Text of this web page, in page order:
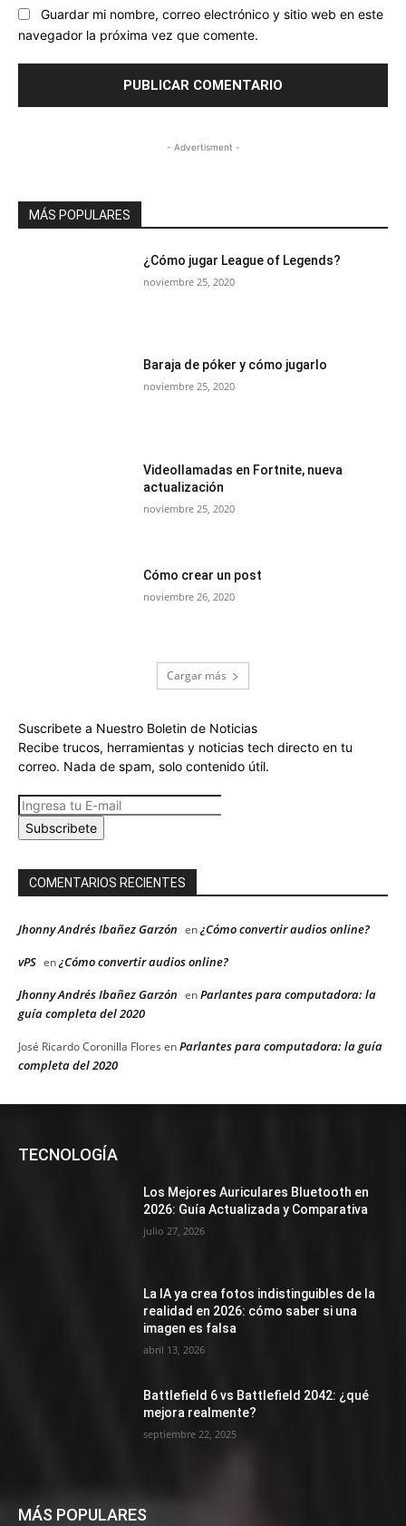
Guardar mi nombre, correo electrónico y sitio web en este
navegador la próxima vez que comente.
- Advertisment -
MÁS POPULARES
¿Cómo jugar League of Legends?
noviembre 25, 2020
Baraja de póker y cómo jugarlo
noviembre 25, 2020
Videollamadas en Fortnite, nueva
actualización
noviembre 25, 2020
Cómo crear un post
noviembre 26, 2020
Cargar más
Suscribete a Nuestro Boletin de Noticias
Recibe trucos, herramientas y noticias tech directo en tu
correo. Nada de spam, solo contenido útil.
Subscribete
COMENTARIOS RECIENTES
Jhonny Andrés Ibañez Garzón en¿Cómo convertir audios online?
vPS en¿Cómo convertir audios online?
Jhonny Andrés Ibañez Garzón enParlantes para computadora: la
guía completa del 2020
José Ricardo Coronilla Flores enParlantes para computadora: la guía
completa del 2020
TECNOLOGÍA
Los Mejores Auriculares Bluetooth en
2026: Guía Actualizada y Comparativa
julio 27, 2026
La IA ya crea fotos indistinguibles de la
realidad en 2026: cómo saber si una
imagen es falsa
abril 13, 2026
Battlefield 6 vs Battlefield 2042: ¿qué
mejora realmente?
septiembre 22, 2025
MÁS POPULARES